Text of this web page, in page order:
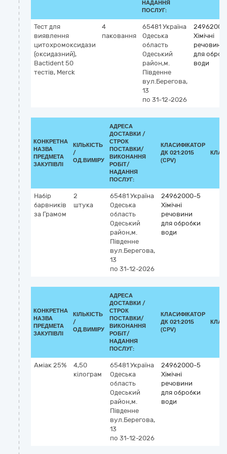
НАДАННЯ
ПОСЛУГ:
Тест для
виявлення
цитохромоксидази
(оксидазний),
Bactident 50
тестів, Merck
4
паковання
65481 Україна
Одеська
область
Одеський
район,м.
Південне
вул.Берегова,
13
по 31-12-2026
Хімічні
речовини
для
води
КОНКРЕТНА
НАЗВА
ПРЕДМЕТА
ЗАКУПІВЛІ
КІЛЬКІСТЬ
/
ОД.ВИМІРУ
АДРЕСА
ДОСТАВКИ /
СТРОК
ПОСТАВКИ/
ВИКОНАННЯ
РОБІТ/
НАДАННЯ
ПОСЛУГ:
КЛАСИФІКАТОР
ДК 021:2015
(CPV)
Набір
барвників
за Грамом
2
штука
65481 Україна
Одеська
область
Одеський
район,м.
Південне
вул.Берегова,
13
по 31-12-2026
24962000-5
Хімічні
речовини
для обробки
води
КОНКРЕТНА
НАЗВА
ПРЕДМЕТА
ЗАКУПІВЛІ
КІЛЬКІСТЬ
/
ОД.ВИМІРУ
АДРЕСА
ДОСТАВКИ /
СТРОК
ПОСТАВКИ/
ВИКОНАННЯ
РОБІТ/
НАДАННЯ
ПОСЛУГ:
КЛАСИФІКАТОР
ДК 021:2015
(CPV)
Аміак 25%
4,50
кілограм
65481 Україна
Одеська
область
Одеський
район,м.
Південне
вул.Берегова,
13
по 31-12-2026
24962000-5
Хімічні
речовини
для обробки
води